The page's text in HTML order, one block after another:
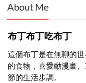
About Me
布丁布丁吃布丁
這個布丁是在無聊的
的食物，喜愛動漫畫
節的生活步調。